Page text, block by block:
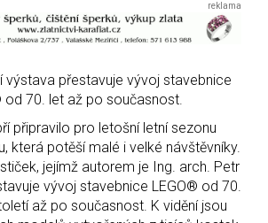
výstava přestavuje vývoj stavebnice
od 70. let až po současnost.
připravilo pro letošní letní sezonu
která potěší malé i velké návštěvníky.
jejímž autorem je Ing. arch. Petr
vývoj stavebnice LEGO® od 70.
až po současnost. K vidění jsou